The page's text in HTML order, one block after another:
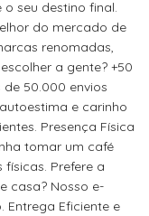
seu destino final.
do mercado de
renomadas,
a gente? +50
de 50.000 envios
e carinho
Presença Física
tomar um café
Prefere a
casa? Nosso e-
Entrega Eficiente e